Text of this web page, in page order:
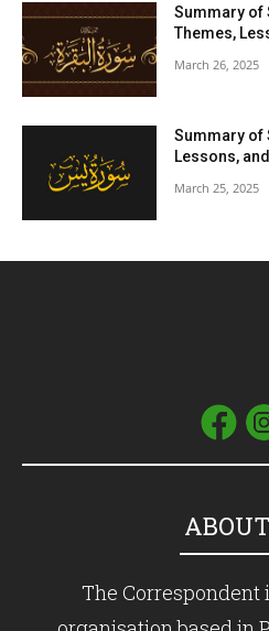
Summary of
Themes,
March 26, 2025
Summary of
Lessons,
March 25, 2025
The Correspondent